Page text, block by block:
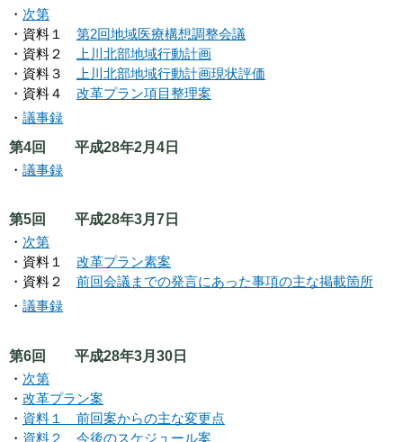
・ 次第
・資料１ 第2回地域医療構想調整会議
・資料２
上川北部地域行動計画
・資料３
上川北部地域行動計画現状評価
・資料４ 改革プラン項目整理案
・ 議事録
第4回 平成28年2月4日
・ 議事録
第5回 平成28年3月7日
・ 次第
・資料１ 改革プラン素案
・資料２ 前回会議までの発言にあった事項の主な掲載箇所
・ 議事録
第6回 平成28年3月30日
・ 次第
・ 改革プラン案
・ 資料１ 前回案からの主な変更点
・ 資料２ 今後のスケジュール案